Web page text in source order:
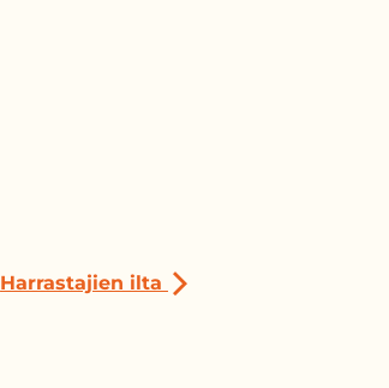
Harrastajien ilta